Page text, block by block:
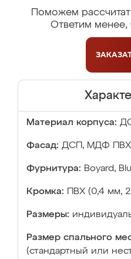
Поможем
Ответим менее,
Материал корпуса:
Фасад: ДСП, МДФ
Фурнитура: Boyard,
Кромка: ПВХ (0,4 мм,
Размеры:
Размер спального
(стандартный или